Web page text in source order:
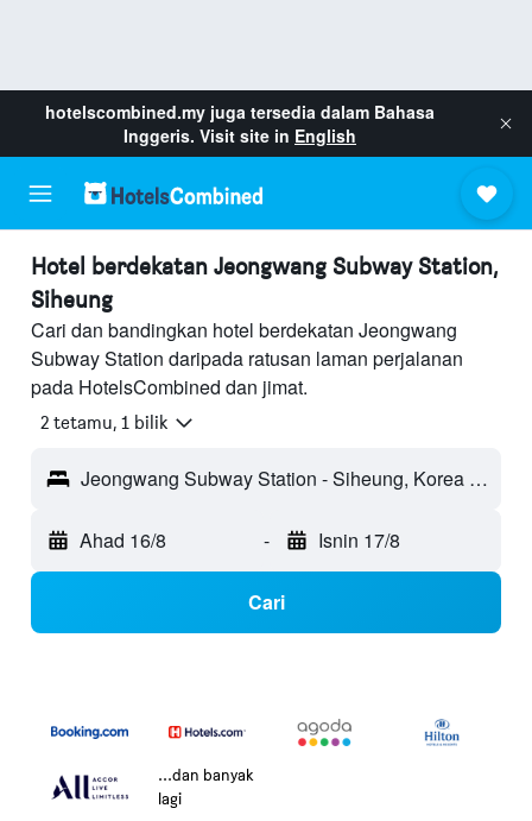
hotelscombined.my juga tersedia dalam Bahasa
Inggeris. Visit site in English
Hotel berdekatan Jeongwang Subway Station,
Siheung
Cari dan bandingkan hotel berdekatan Jeongwang
Subway Station daripada ratusan laman perjalanan
pada HotelsCombined dan jimat.
2 tetamu, 1 bilik
Jeongwang Subway Station - Siheung, Korea Selatan
Ahad 16/8 - Isnin 17/8
Cari
...dan banyak
lagi